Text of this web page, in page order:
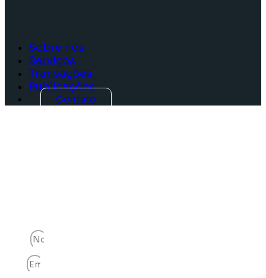
Sobre nós
Serviços
Transações
Publicações
Contato